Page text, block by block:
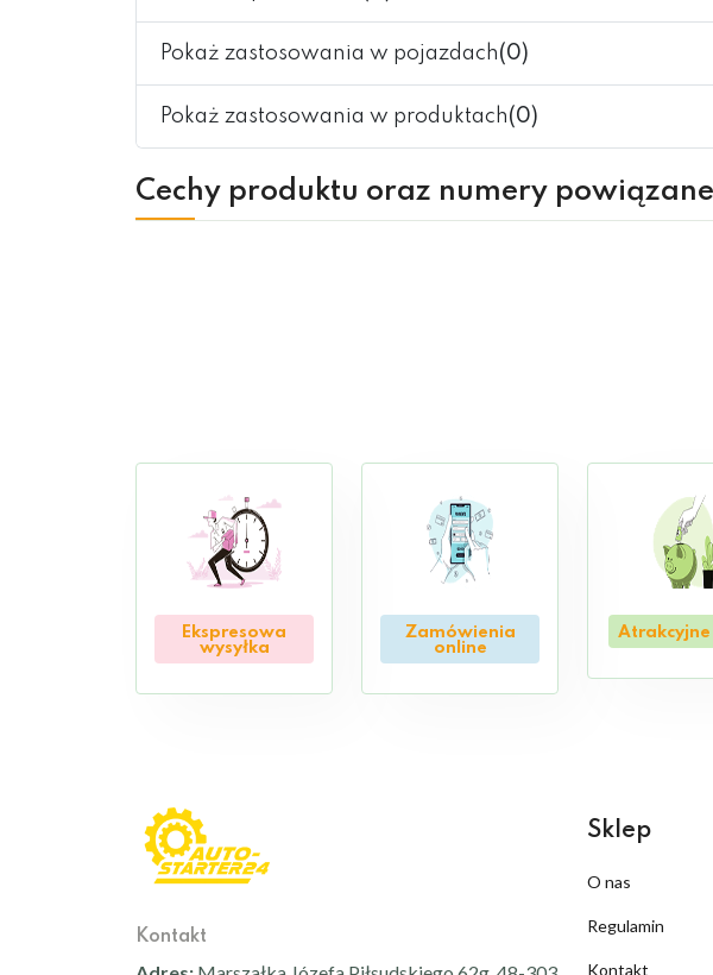
Pokaż zastosowania w pojazdach(0)
Pokaż zastosowania w produktach(0)
Cechy produktu oraz numery powiązane
Ekspresowa
wysyłka
Zamówienia
online
Atrakcyjne
Kontakt
Sklep
O nas
Regulamin
Kontakt